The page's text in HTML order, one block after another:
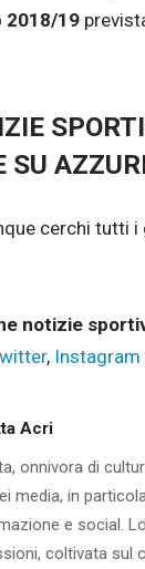
2018/19
SU
cerchi tutti i
notizie
, Instagram
Acri
onnivora di
media, in
e social.
coltivata sul